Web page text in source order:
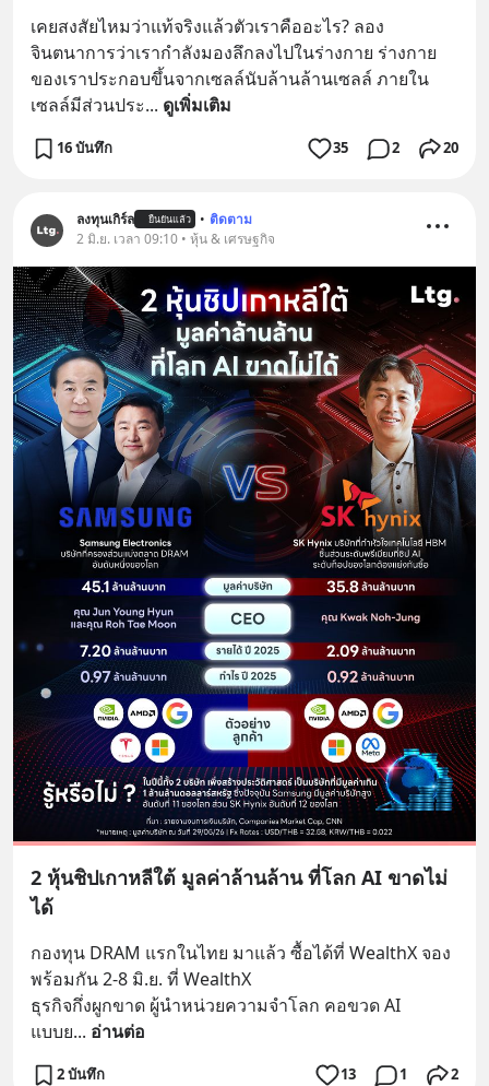
เคยสงสัยไหมว่าแท้จริงแล้วตัวเราคืออะไร? ลอง
จินตนาการว่าเรากำลังมองลึกลงไปในร่างกาย ร่างกาย
ของเราประกอบขึ้นจากเซลล์นับล้านล้านเซลล์ ภายใน
เซลล์มีส่วนประ... ดูเพิ่มเติม
16 บันทึก 35 2 20
ลงทุนเกิร์ล ยืนยันแล้ว • ติดตาม
2 มิ.ย. เวลา 09:10 • หุ้น & เศรษฐกิจ
2 หุ้นชิปเกาหลีใต้ มูลค่าล้านล้าน ที่โลก AI ขาดไม่
ได้
กองทุน DRAM แรกในไทย มาแล้ว ซื้อได้ที่ WealthX จอง
พร้อมกัน 2-8 มิ.ย. ที่ WealthX
ธุรกิจกึ่งผูกขาด ผู้นำหน่วยความจำโลก คอขวด AI
แบบย... อ่านต่อ
2 บันทึก 13 1 2